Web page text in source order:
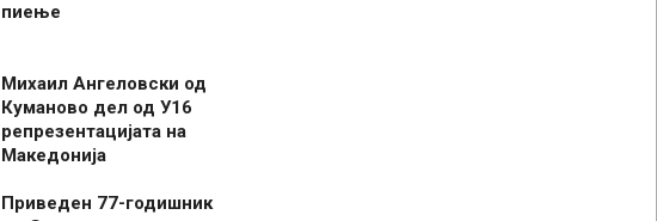
пиење
Михаил Ангеловски од
Куманово дел од У16
репрезентацијата на
Македонија
Приведен 77-годишник